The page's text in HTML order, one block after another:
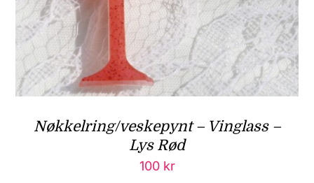
Nøkkelring/veskepynt – Vinglass –
Lys Rød
100 kr